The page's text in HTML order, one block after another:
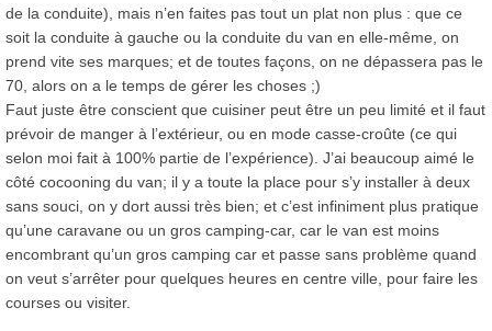
de la conduite), mais n’en faites pas tout un plat non plus : que ce
soit la conduite à gauche ou la conduite du van en elle-même, on
prend vite ses marques; et de toutes façons, on ne dépassera pas le
70, alors on a le temps de gérer les choses ;)
Faut juste être conscient que cuisiner peut être un peu limité et il faut
prévoir de manger à l’extérieur, ou en mode casse-croûte (ce qui
selon moi fait à 100% partie de l’expérience). J’ai beaucoup aimé le
côté cocooning du van; il y a toute la place pour s’y installer à deux
sans souci, on y dort aussi très bien; et c’est infiniment plus pratique
qu’une caravane ou un gros camping-car, car le van est moins
encombrant qu’un gros camping car et passe sans problème quand
on veut s’arrêter pour quelques heures en centre ville, pour faire les
courses ou visiter.